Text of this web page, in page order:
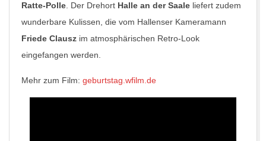
Ratte-Polle . Der Drehort Halle an der Saale liefert zudem
wunderbare Kulissen, die vom Hallenser Kameramann
Friede Clausz im atmosphärischen Retro-Look
eingefangen werden.
Mehr zum Film: geburtstag.wfilm.de